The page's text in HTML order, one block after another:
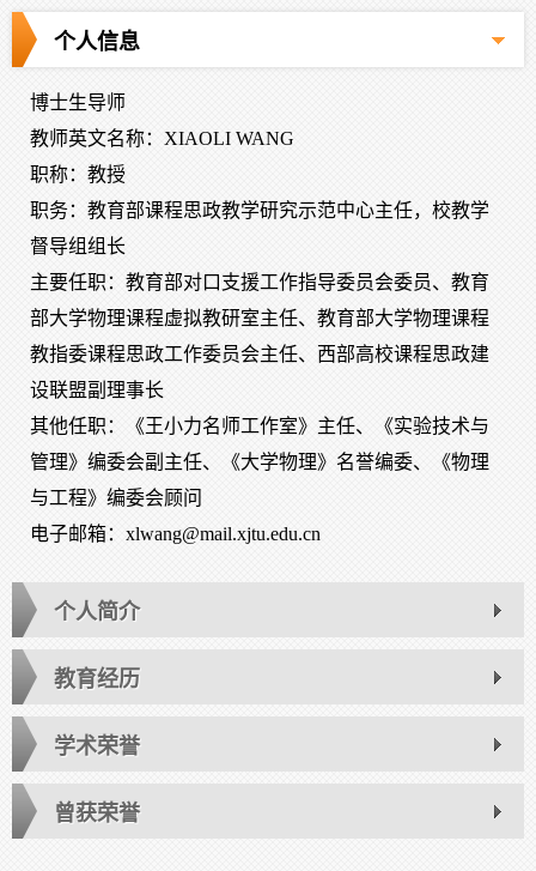
个人信息
博士生导师
教师英文名称：XIAOLI WANG
职称：教授
职务：教育部课程思政教学研究示范中心主任，校教学
督导组组长
主要任职：教育部对口支援工作指导委员会委员、教育
部大学物理课程虚拟教研室主任、教育部大学物理课程
教指委课程思政工作委员会主任、西部高校课程思政建
设联盟副理事长
其他任职：《王小力名师工作室》主任、《实验技术与
管理》编委会副主任、《大学物理》名誉编委、《物理
与工程》编委会顾问
电子邮箱： xlwang@mail.xjtu.edu.cn
个人简介
教育经历
学术荣誉
曾获荣誉